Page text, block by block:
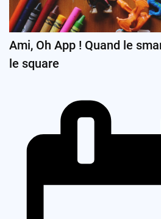
Ami, Oh App ! Quand le
le square